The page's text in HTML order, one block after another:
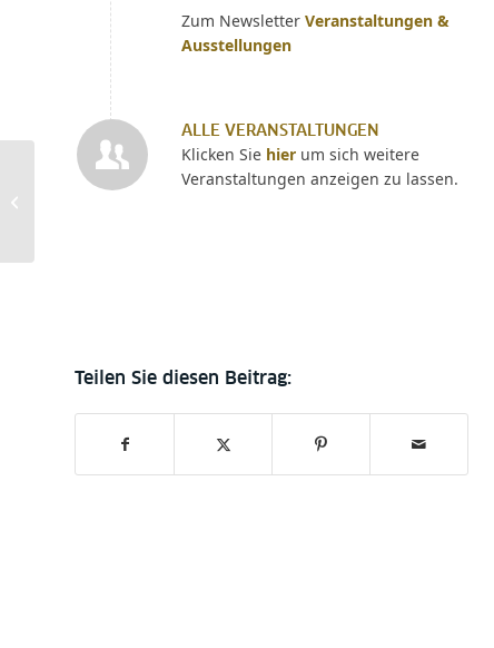
Zum Newsletter Veranstaltungen &
Ausstellungen
ALLE VERANSTALTUNGEN
Klicken Sie hier um sich weitere
Veranstaltungen anzeigen zu lassen.
Diskursprogramm
Biermann im Kontext: